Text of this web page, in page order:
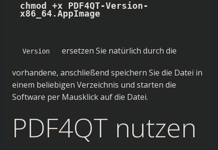
chmod +x PDF4QT-Version-
x86_64.AppImage
Version ersetzen Sie natürlich durch die
vorhandene, anschließend speichern Sie die Datei in
einem beliebigen Verzeichnis und starten die
Software per Mausklick auf die Datei.
PDF4QT nutzen